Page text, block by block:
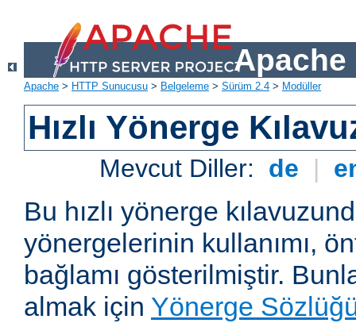
Apache
Apache > HTTP Sunucusu > Belgeleme > Sürüm 2.4 > Modüller
Hızlı Yönerge
Mevcut Diller: de |
Bu hızlı yönerge
yönergelerinin kullanımı,
bağlamı gösterilmiştir.
almak için Yönerge